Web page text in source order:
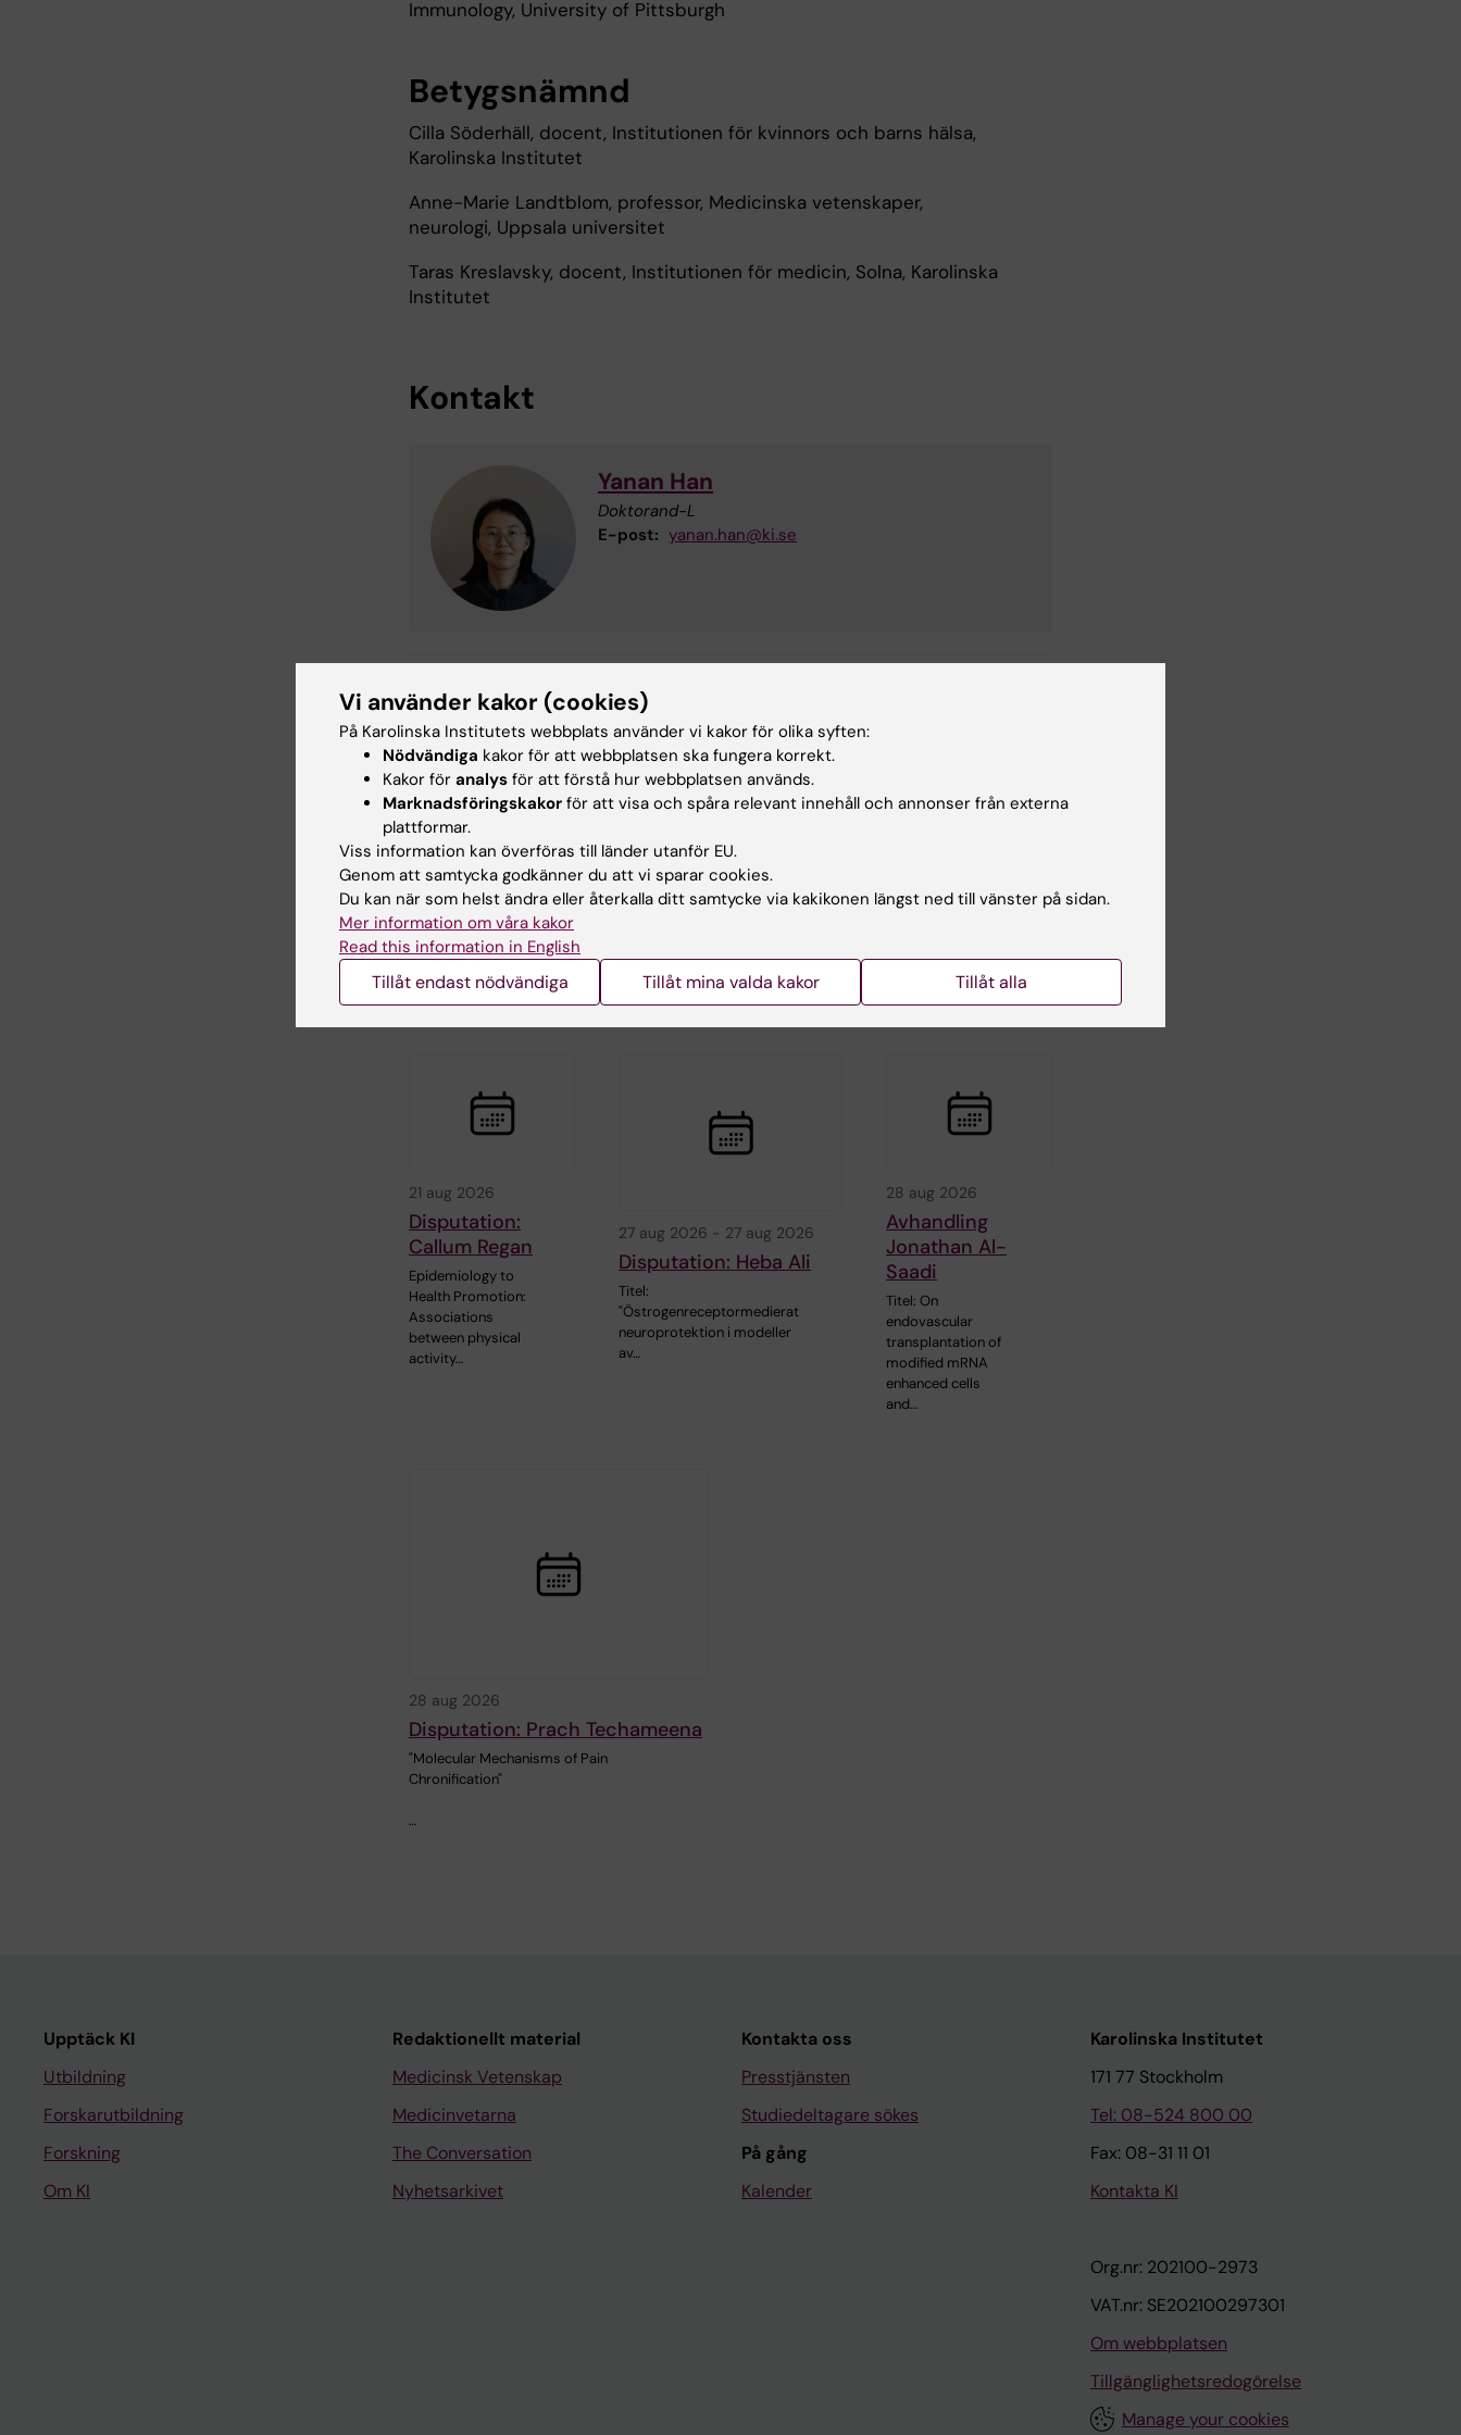
Immunology, University of Pittsburgh
Betygsnämnd
Cilla Söderhäll, docent, Institutionen för kvinnors och barns hälsa,
Karolinska Institutet
Anne-Marie Landtblom, professor, Medicinska vetenskaper,
neurologi, Uppsala universitet
Taras Kreslavsky, docent, Institutionen för medicin, Solna, Karolinska
Institutet
Kontakt
Yanan Han
Doktorand-L
E-post: yanan.han@ki.se
Tags
Doktorand Forskarutbildning
Redaktör: Nilla Karlsson
Sidan uppdaterad:
Dela
Relaterade events
21 aug 2026
Disputation:
Callum Regan
Epidemiology to
Health Promotion:
Associations
between physical
activity…
27 aug 2026 - 27 aug 2026
Disputation: Heba Ali
Titel:
"Östrogenreceptormedierat
neuroprotektion i modeller
av…
28 aug 2026
Avhandling
Jonathan Al-
Saadi
Titel: On
endovascular
transplantation of
modified mRNA
enhanced cells
and…
28 aug 2026
Disputation: Prach Techameena
"Molecular Mechanisms of Pain
Chronification"
…
Upptäck KI
Utbildning
Forskarutbildning
Forskning
Om KI
Redaktionellt material
Medicinsk Vetenskap
Medicinvetarna
The Conversation
Nyhetsarkivet
Kontakta oss
Presstjänsten
Studiedeltagare sökes
På gång
Kalender
Karolinska Institutet
171 77 Stockholm
Tel: 08-524 800 00
Fax: 08-31 11 01
Kontakta KI
Org.nr: 202100-2973
VAT.nr: SE202100297301
Om webbplatsen
Tillgänglighetsredogörelse
Manage your cookies
Vi använder kakor (cookies)
På Karolinska Institutets webbplats använder vi kakor för olika syften:
Nödvändiga kakor för att webbplatsen ska fungera korrekt.
Kakor för analys för att förstå hur webbplatsen används.
Marknadsföringskakor för att visa och spåra relevant innehåll och annonser från externa
plattformar.
Viss information kan överföras till länder utanför EU.
Genom att samtycka godkänner du att vi sparar cookies.
Du kan när som helst ändra eller återkalla ditt samtycke via kakikonen längst ned till vänster på sidan.
Mer information om våra kakor
Read this information in English
Tillåt endast nödvändiga Tillåt mina valda kakor Tillåt alla